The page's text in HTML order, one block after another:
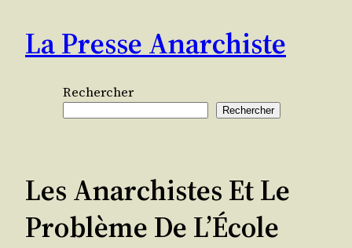
contenu
La Presse Anarchiste
Rechercher
Rechercher
Les Anarchistes Et Le
Problème De L’École